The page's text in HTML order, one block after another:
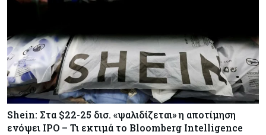
Shein: Στα $22-25 δισ. «ψαλιδίζεται» η αποτίμηση
ενόψει IPO – Τι εκτιμά το Bloomberg Intelligence